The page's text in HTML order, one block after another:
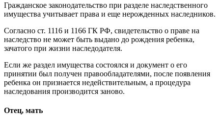
Гражданское законодательство при разделе наследственного
имущества учитывает права и еще нерожденных наследников.
Согласно ст. 1116 и 1166 ГК РФ, свидетельство о праве на
наследство не может быть выдано до рождения ребенка,
зачатого при жизни наследодателя.
Если же раздел имущества состоялся и документ о его
принятии был получен правообладателями, после появления
ребенка он признается недействительным, а процедура
наследования производится заново.
Отец, мать